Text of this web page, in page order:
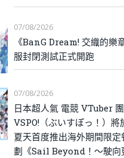
07/08/2026
《BanG Dream! 交織的樂
服封閉測試正式開跑
07/08/2026
日本超人氣 電競 VTuber
VSPO!（ぶいすぽっ！）將
夏天首度推出海外期間限定
劃《Sail Beyond！～駛向